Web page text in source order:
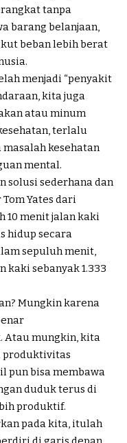
tanpa
barang belanjaan,
beban lebih berat
menjadi “penyakit
kita juga
atau minum
terlalu
kesehatan
mental.
solusi sederhana dan
Yates dari
10 menit jalan kaki
hidup secara
sepuluh menit,
kaki sebanyak 1.333
Mungkin karena
Atau mungkin, kita
produktivitas
pun bisa membawa
duduk terus di
produktif.
pada kita, itulah